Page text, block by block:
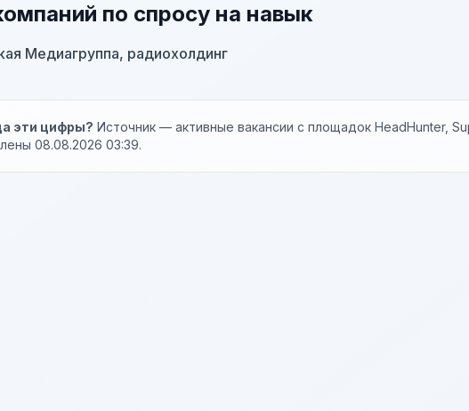
по спросу на навык
Медиагруппа, радиохолдинг
эти цифры? Источник — активные вакансии с площадок HeadHunter,
08.08.2026 03:39.